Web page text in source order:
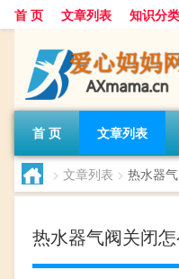
首 页 文章列表 知识分类
首 页 文章列表
> 文章列表 > 热水器
热水器气阀关闭